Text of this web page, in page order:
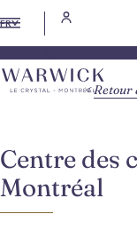
FR
Centre des
Montréal
Retour